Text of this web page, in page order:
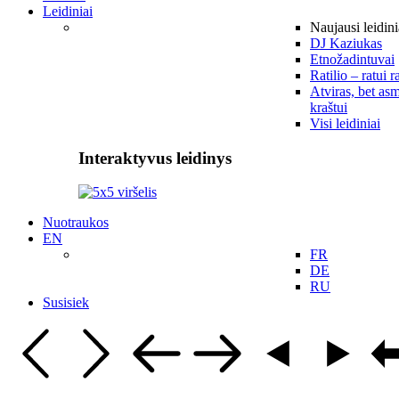
Leidiniai
Naujausi
DJ Kaziukas
Etnožadintuvai
Ratilio – ratui
Atviras, bet
kraštui
Visi leidiniai
Interaktyvus leidinys
Nuotraukos
EN
FR
DE
RU
Susisiek